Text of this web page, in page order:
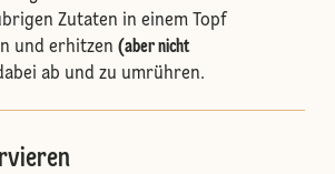
Zutaten in einem Topf
und erhitzen (aber nicht
ab und zu umrühren.